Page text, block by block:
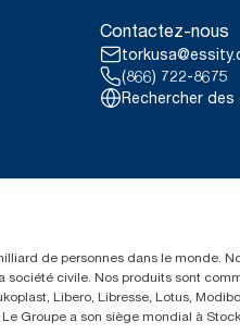
Contactez-nous
(866) 722-8675
Rechercher
de personnes dans le monde.
société civile. Nos produits sont
Libero, Libresse, Lotus,
Groupe a son siège mondial à